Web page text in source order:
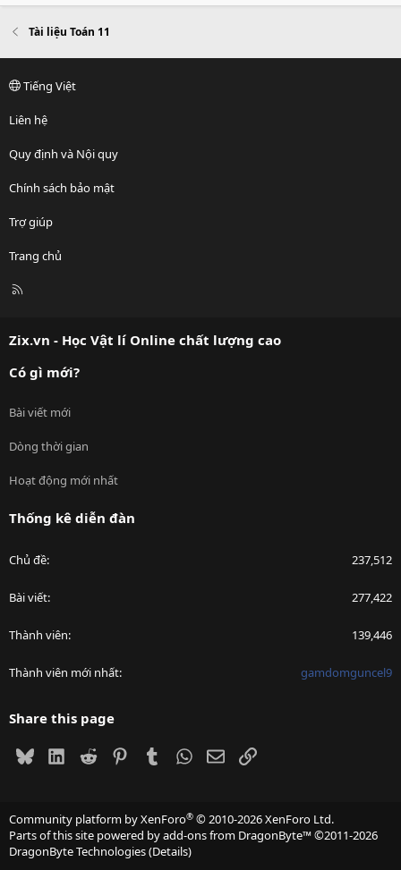
Tài liệu Toán 11
Tiếng Việt
Liên hệ
Quy định và Nội quy
Chính sách bảo mật
Trợ giúp
Trang chủ
R
Zix.vn - Học Vật lí Online chất lượng cao
Có gì mới?
Bài viết mới
Dòng thời gian
Hoạt động mới nhất
Thống kê diễn đàn
Chủ đề 237,512
Bài viết 277,422
Thành viên 139,446
Thành viên mới nhất gamdomguncel9
Share this page
BlueskyLinkedIn
Reddit PinterestTumblrWhatsApp
EmailLink
Community platform by XenForo® © 2010-2026 XenForo Ltd.
Parts of this site powered byadd-ons from DragonByte™©2011-2026
DragonByte Technologies(Details)